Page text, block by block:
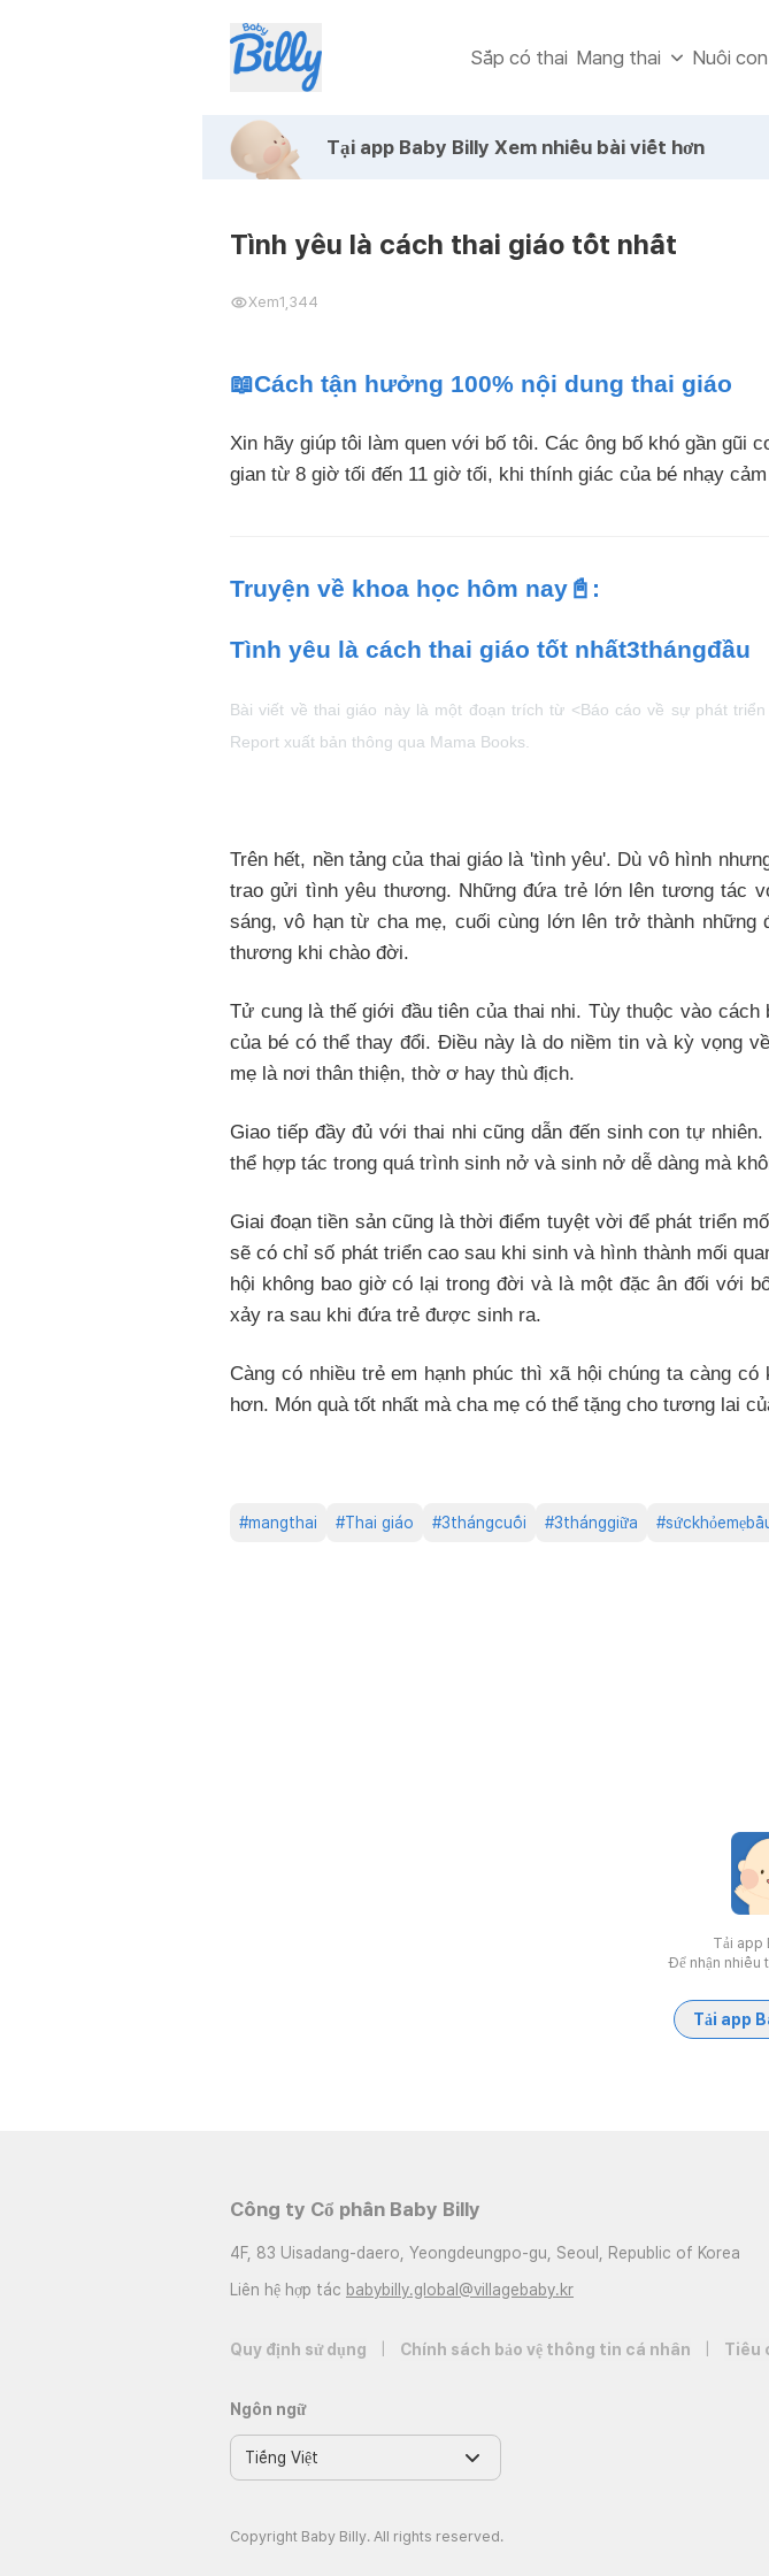
Sắp có thai Mang thai Nuôi con
Tại app Baby Billy Xem nhiều bài viết hơn
Tình yêu là cách thai giáo tốt nhất
Xem1,344
📖Cách tận hưởng 100% nội dung thai giáo
Xin hãy giúp tôi làm quen với bố tôi. Các ông bố khó gần gũi
gian từ 8 giờ tối đến 11 giờ tối, khi thính giác của bé nhạy
Truyện về khoa học hôm nay📓:
Tình yêu là cách thai giáo tốt nhất3thángđầu
Bài viết về thai giáo này là một đoạn trích từ <Báo cáo về sự phát
Report xuất bản thông qua Mama Books.
Trên hết, nền tảng của thai giáo là 'tình yêu'. Dù vô hình
trao gửi tình yêu thương. Những đứa trẻ lớn lên tương tác
sáng, vô hạn từ cha mẹ, cuối cùng lớn lên trở thành
thương khi chào đời.
Tử cung là thế giới đầu tiên của thai nhi. Tùy thuộc vào
của bé có thể thay đổi. Điều này là do niềm tin và kỳ vọng
mẹ là nơi thân thiện, thờ ơ hay thù địch.
Giao tiếp đầy đủ với thai nhi cũng dẫn đến sinh con tự
thể hợp tác trong quá trình sinh nở và sinh nở dễ dàng mà
Giai đoạn tiền sản cũng là thời điểm tuyệt vời để phát triển
sẽ có chỉ số phát triển cao sau khi sinh và hình thành mối
hội không bao giờ có lại trong đời và là một đặc ân đối với
xảy ra sau khi đứa trẻ được sinh ra.
Càng có nhiều trẻ em hạnh phúc thì xã hội chúng ta càng
hơn. Món quà tốt nhất mà cha mẹ có thể tặng cho tương lai
#mangthai #Thai giáo #3thángcuối #3thánggiữa #
Tải app
Để nhận nhiều
Tải app
Công ty Cổ phần Baby Billy
4F, 83 Uisadang-daero, Yeongdeungpo-gu, Seoul, Republic of Korea
Liên hệ hợp tác babybilly.global@villagebaby.kr
Quy định sử dụng Chính sách bảo vệ thông tin cá nhân Tiêu
Ngôn ngữ
Copyright Baby Billy. All rights reserved.